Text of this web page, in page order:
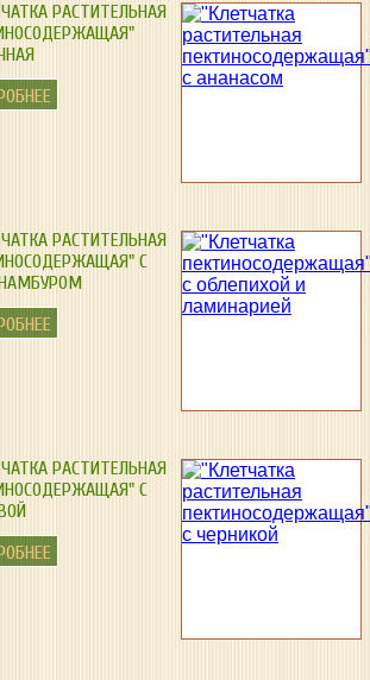
РАСТИТЕЛЬНАЯ
РАСТИТЕЛЬНАЯ
С
РАСТИТЕЛЬНАЯ
С